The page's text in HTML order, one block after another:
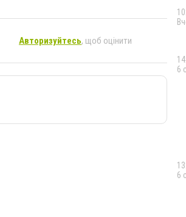
Авторизуйтесь, щоб оцінити
6
6